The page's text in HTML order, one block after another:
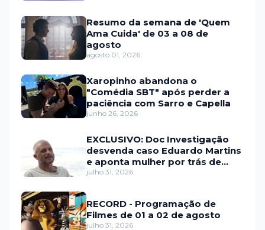
Resumo da semana de 'Quem
Ama Cuida' de 03 a 08 de
agosto
agosto 01, 2026
Xaropinho abandona o
"Comédia SBT" após perder a
paciência com Sarro e Capella
junho 26, 2026
EXCLUSIVO: Doc Investigação
desvenda caso Eduardo Martins
e aponta mulher por trás de
fraude internacional
julho 31, 2026
RECORD - Programação de
Filmes de 01 a 02 de agosto
julho 31, 2026